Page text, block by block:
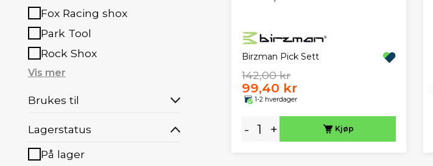
Fox Racing shox
Park Tool
Rock Shox
Vis mer
Brukes til
Lagerstatus
På lager
Birzman Pick Sett
142,00 kr
99,40 kr
1-2 hverdager
- + Kjøp